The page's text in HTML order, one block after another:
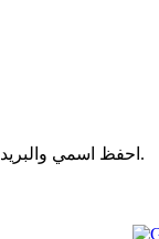
احفظ اسمي والبريد الإلكتروني وموقع الويب في هذا المتصفح للمرة الأولى التي أعلق فيها.